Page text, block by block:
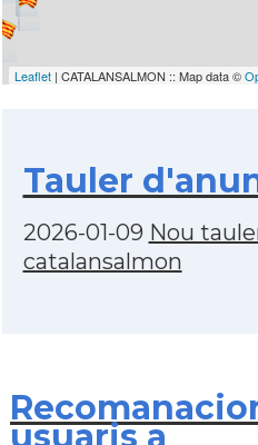
Leaflet | CATALANSALMON :: Map data ©
Tauler
2026-01-09 Nou
catalansalmon
usuaris a